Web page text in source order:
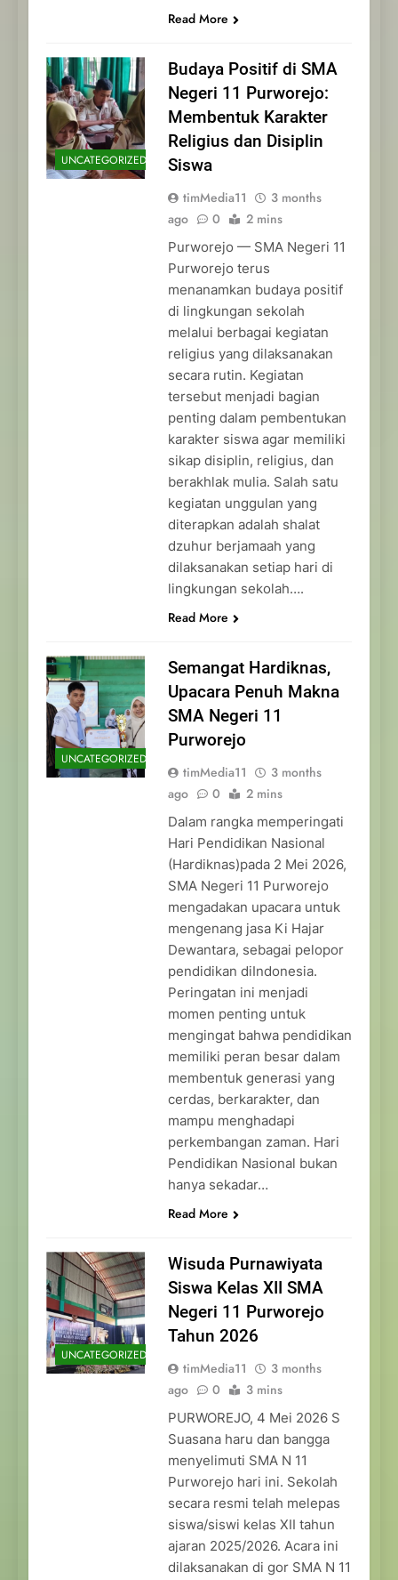
Read More
UNCATEGORIZED
Budaya Positif di SMA
Negeri 11 Purworejo:
Membentuk Karakter
Religius dan Disiplin
Siswa
timMedia11
3 months
ago
0 2 mins
Purworejo — SMA Negeri 11
Purworejo terus
menanamkan budaya positif
di lingkungan sekolah
melalui berbagai kegiatan
religius yang dilaksanakan
secara rutin. Kegiatan
tersebut menjadi bagian
penting dalam pembentukan
karakter siswa agar memiliki
sikap disiplin, religius, dan
berakhlak mulia. Salah satu
kegiatan unggulan yang
diterapkan adalah shalat
dzuhur berjamaah yang
dilaksanakan setiap hari di
lingkungan sekolah….
Read More
UNCATEGORIZED
Semangat Hardiknas,
Upacara Penuh Makna
SMA Negeri 11
Purworejo
timMedia11
3 months
ago
0 2 mins
Dalam rangka memperingati
Hari Pendidikan Nasional
(Hardiknas)pada 2 Mei 2026,
SMA Negeri 11 Purworejo
mengadakan upacara untuk
mengenang jasa Ki Hajar
Dewantara, sebagai pelopor
pendidikan diIndonesia.
Peringatan ini menjadi
momen penting untuk
mengingat bahwa pendidikan
memiliki peran besar dalam
membentuk generasi yang
cerdas, berkarakter, dan
mampu menghadapi
perkembangan zaman. Hari
Pendidikan Nasional bukan
hanya sekadar…
Read More
UNCATEGORIZED
Wisuda Purnawiyata
Siswa Kelas XII SMA
Negeri 11 Purworejo
Tahun 2026
timMedia11
3 months
ago
0 3 mins
PURWOREJO, 4 Mei 2026 S
Suasana haru dan bangga
menyelimuti SMA N 11
Purworejo hari ini. Sekolah
secara resmi telah melepas
siswa/siswi kelas XII tahun
ajaran 2025/2026. Acara ini
dilaksanakan di gor SMA N 11